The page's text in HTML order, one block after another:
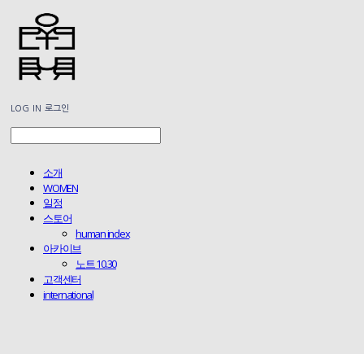
LOG IN 로그인
소개
WOMEN
일정
스토어
human index
아카이브
노트 10.30
고객센터
international